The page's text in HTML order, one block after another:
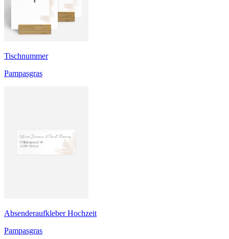
Tischnummer
Pampasgras
Absenderaufkleber Hochzeit
Pampasgras